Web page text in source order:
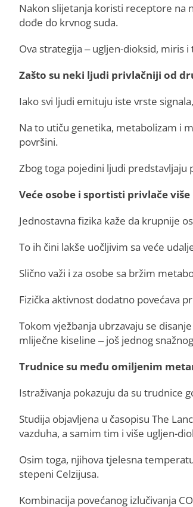
Nakon slijetanja koristi receptore na
dođe do krvnog suda.
Ova strategija – ugljen-dioksid, miris
Zašto su neki ljudi privlačniji od
Iako svi ljudi emituju iste vrste
Na to utiču genetika, metabolizam i
površini.
Zbog toga pojedini ljudi predstavljaju
Veće osobe i sportisti privlače
Jednostavna fizika kaže da krupnije
To ih čini lakše uočljivim sa veće
Slično važi i za osobe sa bržim
Fizička aktivnost dodatno povećava
Tokom vježbanja ubrzavaju se
mliječne kiseline – još jednog
Trudnice su među omiljenim
Istraživanja pokazuju da su trudnice
Studija objavljena u časopisu The
vazduha, a samim tim i više ugljen-
Osim toga, njihova tjelesna
stepeni Celzijusa.
Kombinacija povećanog izlučivanja